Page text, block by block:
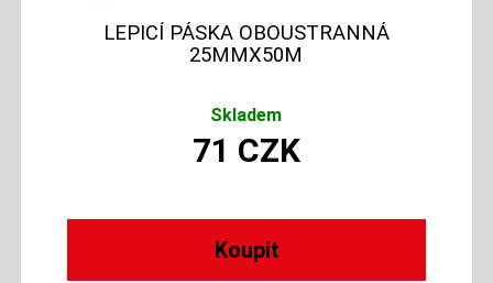
LEPICÍ PÁSKA OBOUSTRANNÁ
25MMX50M
Skladem
71 CZK